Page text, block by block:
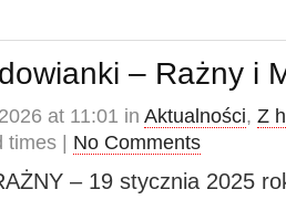
– Rażny i
at 11:01 in Aktualności, Z
times | No Comments
– 19 stycznia 2025